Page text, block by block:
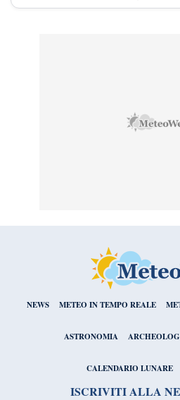
NEWS METEO IN TEMPO REALE
ASTRONOMIA
CALENDARIO LUNARE
ISCRIVITI ALLA